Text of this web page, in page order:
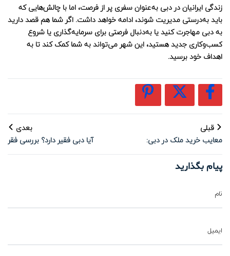
زندگی ایرانیان در دبی به‌عنوان سفری پر از فرصت، اما با چالش‌هایی که
باید به‌درستی مدیریت شوند، ادامه خواهد داشت. اگر شما هم قصد دارید
به دبی مهاجرت کنید یا به‌دنبال فرصتی برای سرمایه‌گذاری یا شروع
کسب‌وکاری جدید هستید، این شهر می‌تواند به شما کمک کند تا به
اهداف خود برسید.
قبلی
معایب خرید ملک در دبی:
واقعیت‌هایی که مشاوران املاک
به شما نمی‌گویند
بعدی
آیا دبی فقیر دارد؟ بررسی فقر
پنهان در شهری پر از رفاه
پیام بگذارید
نام
ایمیل